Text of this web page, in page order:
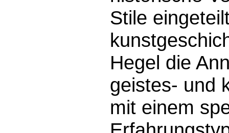
Stile
Hegel die
geistes- und
mit einem